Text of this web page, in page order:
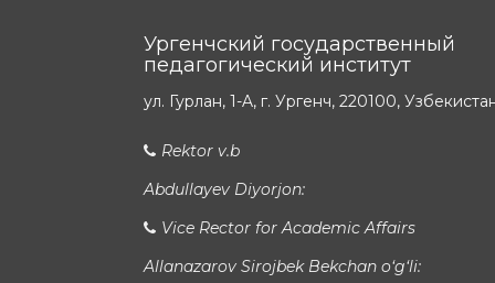
Ургенчский государственный
педагогический институт
ул. Гурлан, 1-A, г. Ургенч, 220100,
Rektor v.b
Abdullayev Diyorjon:
Vice Rector for Academic Affairs
Allanazarov Sirojbek Bekchan o‘g‘li: